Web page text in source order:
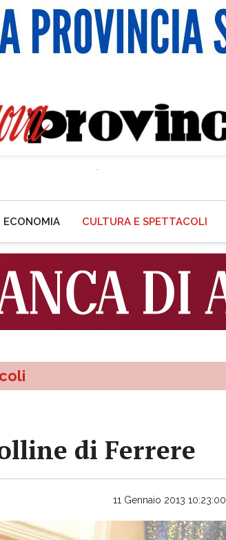
ECONOMIA CULTURA E SPETTACOLI
di Ferrere
11 Gennaio 2013 10:23:00